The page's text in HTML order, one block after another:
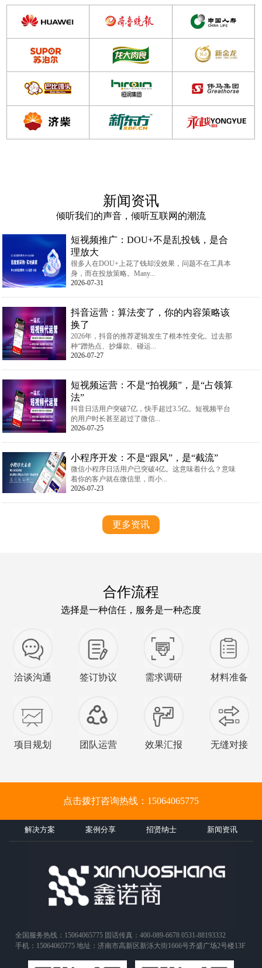
新闻资讯
倾听我们的声音，倾听互联网的潮流
短视频推广：DOU+不是乱投钱，是合
理放大
很多人在DOU+上花了钱却没效果，问题不在工具本
身，而在投放策略。Many...
2026-07-31
抖音运营：算法变了，你的内容策略该
换了
2026年，抖音的推荐逻辑发生了根本性变化。过去那
种“蹭热点、抄爆款、碰运...
2026-07-27
短视频运营：不是“拍视频”，是“占领算
法”
抖音日活用户突破7亿，快手超过3.5亿。短视频平台
的用户时长甚至超过了微信...
2026-07-25
小程序开发：不是“跟风”，是“截流”
微信小程序日活用户已突破4亿。这意味着什么？意味
着你的客户就在微信里，而小...
2026-07-23
更多资讯
合作流程
选择是一种信任，服务是一种态度
洽谈沟通 签订协议 需求调研 材料准备
项目规划 团队运营 效果汇报 无缝对接
点击拨打咨询热线：15064065775
解决方案 案例分享 招贤纳士 新闻资讯
全国服务热线：15064065775 固话传真：400-089-6678 0531-88193332
手机：15064065775 地址：济南市高新区新泺大街1666号齐盛广场2号楼13F